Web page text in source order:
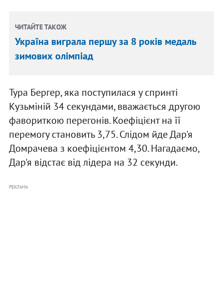
ЧИТАЙТЕ ТАКОЖ
Україна виграла першу за 8 років медаль
зимових олімпіад
Тура Бергер, яка поступилася у спринті
Кузьміній 34 секундами, вважається другою
фавориткою перегонів. Коефіцієнт на її
перемогу становить 3,75. Слідом йде Дар'я
Домрачева з коефіцієнтом 4,30. Нагадаємо,
Дар'я відстає від лідера на 32 секунди.
РЕКЛАМА